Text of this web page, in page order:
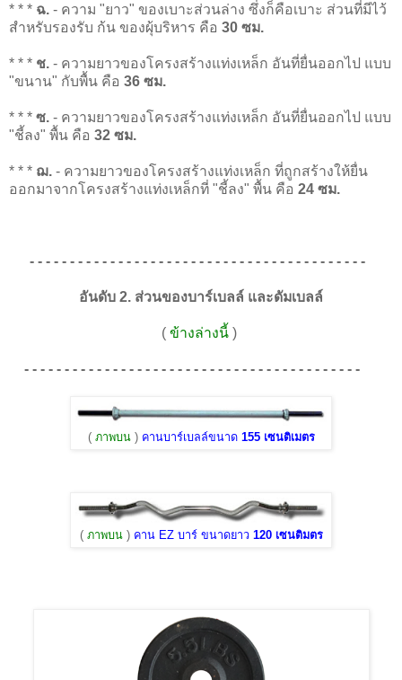
* * * ฉ. - ความ "ยาว" ของเบาะส่วนล่าง ซึ่งก็คือเบาะ ส่วนที่มีไว้
สำหรับรองรับ ก้น ของผุ้บริหาร คือ 30 ซม.
* * * ช. - ความยาวของโครงสร้างแท่งเหล็ก อันที่ยื่นออกไป แบบ
"ขนาน" กับพื้น คือ 36 ซม.
* * * ซ. - ความยาวของโครงสร้างแท่งเหล็ก อันที่ยื่นออกไป แบบ
"ชี้ลง" พื้น คือ 32 ซม.
* * * ฌ. - ความยาวของโครงสร้างแท่งเหล็ก ที่ถูกสร้างให้ยื่น
ออกมาจากโครงสร้างแท่งเหล็กที่ "ชี้ลง" พื้น คือ 24 ซม.
- - - - - - - - - - - - - - - - - - - - - - - - - - - - - - - - - - - - - - - - - -
อันดับ 2. ส่วนของบาร์เบลล์ และดัมเบลล์
( ข้างล่างนี้ )
- - - - - - - - - - - - - - - - - - - - - - - - - - - - - - - - - - - - - - - - - -
( ภาพบน)คานบาร์เบลล์ขนาด 155 เซนติเมตร
( ภาพบน)คาน EZ บาร์ ขนาดยาว 120 เซนติมตร